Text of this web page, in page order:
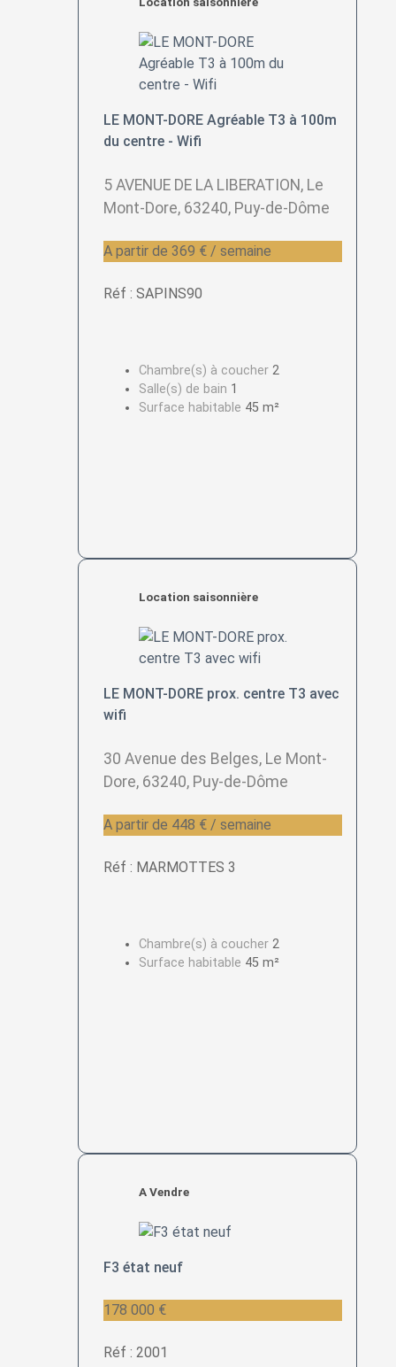
LE MONT-DORE Agréable T3 à 100m
du centre - Wifi
5 AVENUE DE LA LIBERATION, Le
Mont-Dore, 63240, Puy-de-Dôme
A partir de 369 € / semaine
Réf : SAPINS90
Chambre(s) à coucher 2
Salle(s) de bain 1
Surface habitable 45 m²
Location saisonnière
LE MONT-DORE prox. centre T3 avec
wifi
30 Avenue des Belges, Le Mont-
Dore, 63240, Puy-de-Dôme
A partir de 448 € / semaine
Réf : MARMOTTES 3
Chambre(s) à coucher 2
Surface habitable 45 m²
A Vendre
F3 état neuf
178 000 €
Réf : 2001